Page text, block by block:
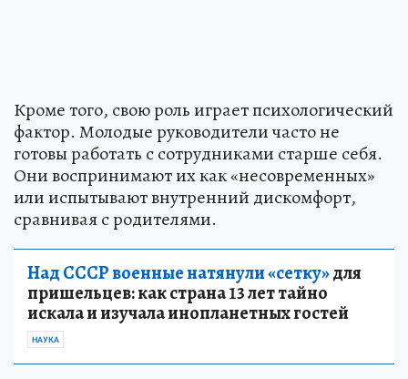
Кроме того, свою роль играет психологический
фактор. Молодые руководители часто не
готовы работать с сотрудниками старше себя.
Они воспринимают их как «несовременных»
или испытывают внутренний дискомфорт,
сравнивая с родителями.
Над СССР военные натянули «сетку»для
пришельцев: как страна 13 лет тайно
искала и изучала инопланетных гостей
НАУКА